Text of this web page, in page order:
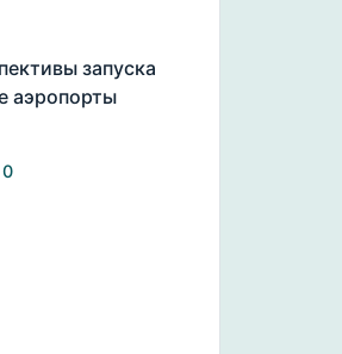
запуска
аэропорты
0